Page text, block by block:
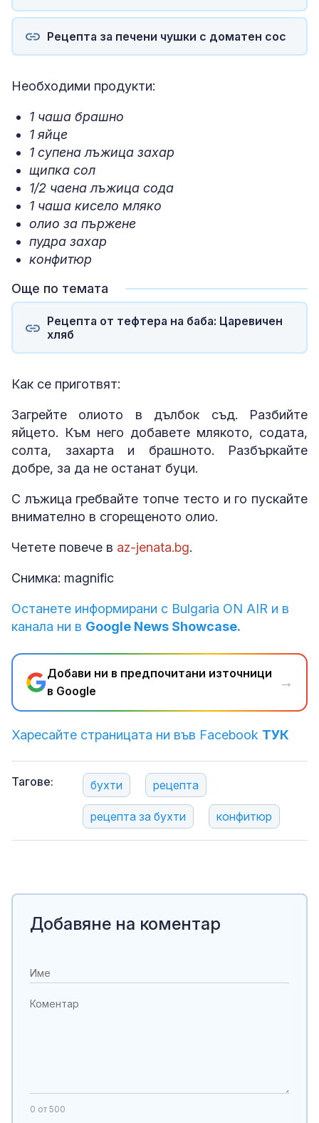
Рецепта за печени чушки с доматен сос
Необходими продукти:
1 чаша брашно
1 яйце
1 супена лъжица захар
щипка сол
1/2 чаена лъжица сода
1 чаша кисело мляко
олио за пържене
пудра захар
конфитюр
Още по темата
Рецепта от тефтера на баба: Царевичен
хляб
Как се приготвят:
Загрейте олиото в дълбок съд. Разбийте
яйцето. Към него добавете млякото, содата,
солта, захарта и брашното. Разбъркайте
добре, за да не останат буци.
С лъжица гребвайте топче тесто и го пускайте
внимателно в сгорещеното олио.
Четете повече в az-jenata.bg.
Снимка: magnific
Останете информирани с Bulgaria ON AIR и в
канала ни в Google News Showcase.
Добави ни в предпочитани източници
в Google
→
Харесайте страницата ни във Facebook ТУК
Тагове: бухти рецепта
рецепта за бухти конфитюр
Добавяне на коментар
0 от 500